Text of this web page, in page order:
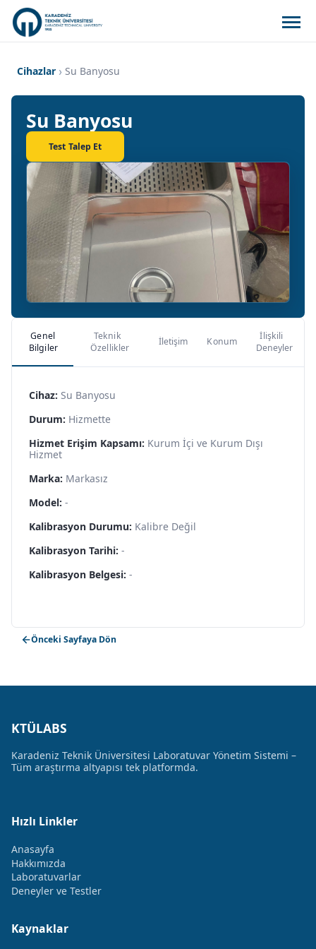
Cihazlar Su Banyosu
Su Banyosu
Test Talep Et
Genel
Bilgiler
Teknik
Özellikler
İletişim Konum
İlişkili
Deneyler
Cihaz: Su Banyosu
Durum: Hizmette
Hizmet Erişim Kapsamı: Kurum İçi ve Kurum Dışı
Hizmet
Marka: Markasız
Model: -
Kalibrasyon Durumu: Kalibre Değil
Kalibrasyon Tarihi: -
Kalibrasyon Belgesi: -
Önceki Sayfaya Dön
KTÜLABS
Karadeniz Teknik Üniversitesi Laboratuvar Yönetim Sistemi –
Tüm araştırma altyapısı tek platformda.
Hızlı Linkler
Anasayfa
Hakkımızda
Laboratuvarlar
Deneyler ve Testler
Kaynaklar